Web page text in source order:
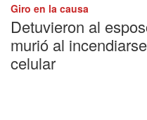
Giro en la causa
Detuvieron al
murió al
celular